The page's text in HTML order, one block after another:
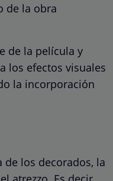
de la obra
de la película y
los efectos visuales
la incorporación
de los decorados, la